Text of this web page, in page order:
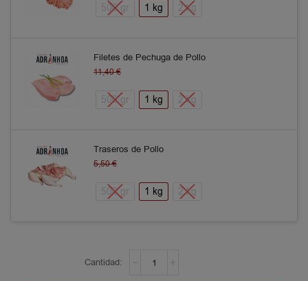
500 gr 1 kg 2 kg
Filetes de Pechuga de Pollo
11,40€
500 gr 1 kg 2 kg
Traseros de Pollo
5,50€
500 gr 1 kg 2 kg